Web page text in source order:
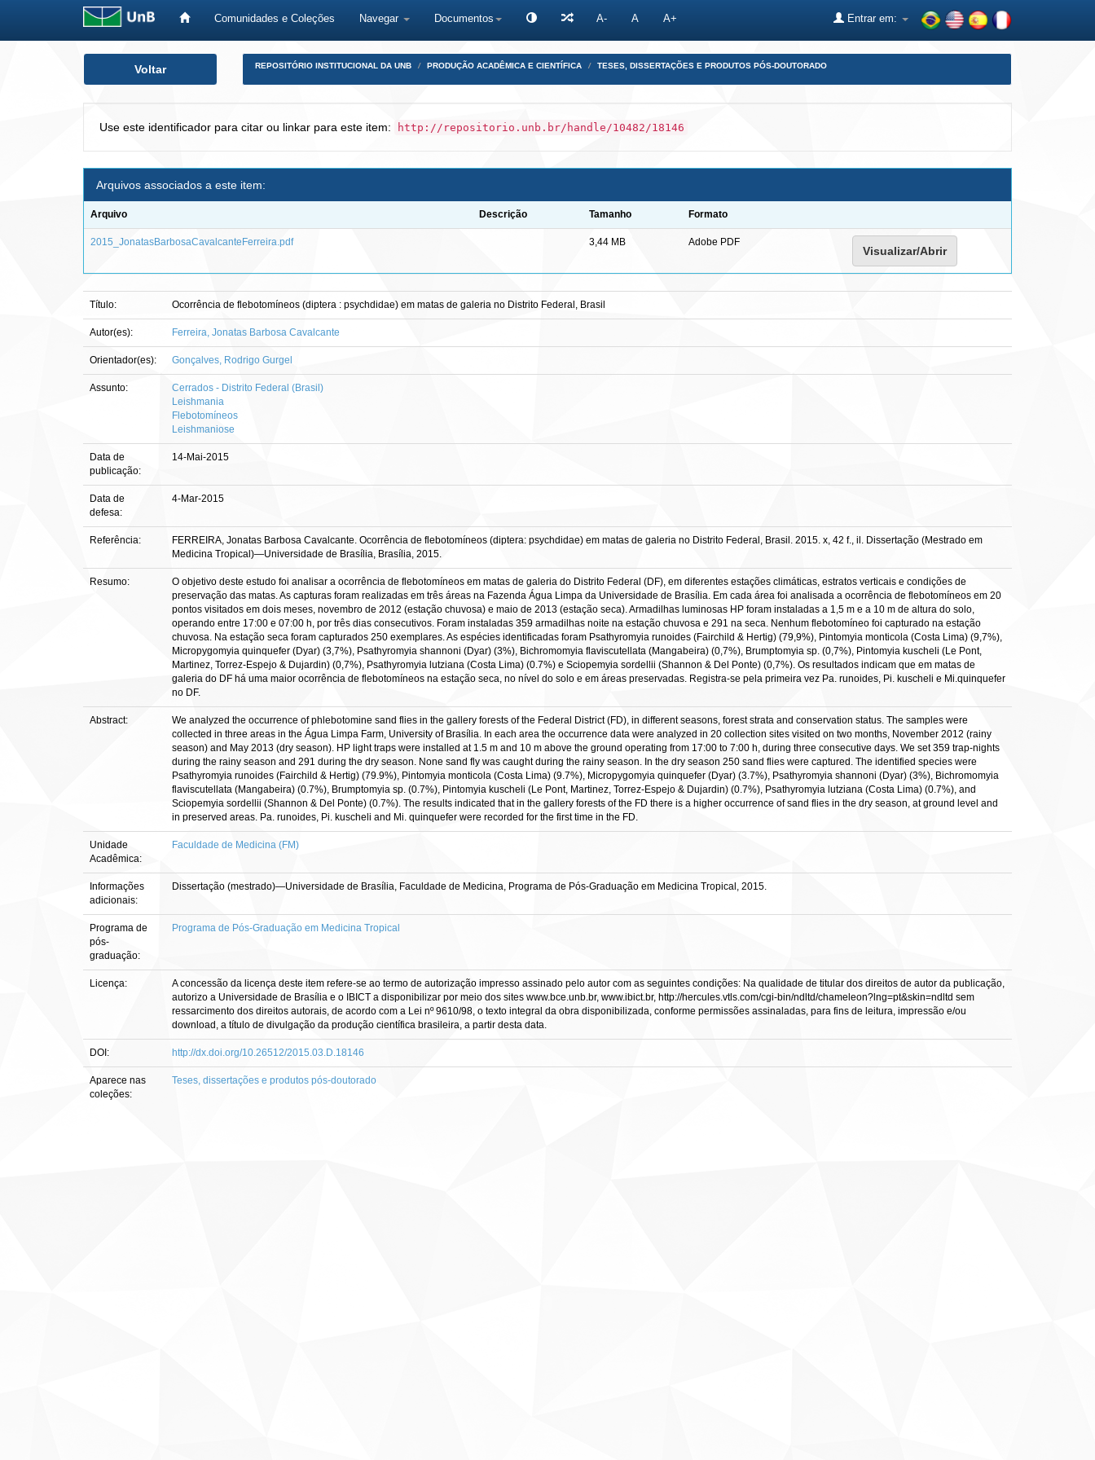
Comunidades e Coleções Navegar Documentos A- A A+ Entrar em:
Voltar REPOSITÓRIO INSTITUCIONAL DA UNB PRODUÇÃO ACADÊMICA E CIENTÍFICA TESES, DISSERTAÇÕES E PRODUTOS PÓS-DOUTORADO
Use este identificador para citar ou linkar para este item: http://repositorio.unb.br/handle/10482/18146
Arquivos associados a este item:
Arquivo Descrição Tamanho Formato
2015_JonatasBarbosaCavalcanteFerreira.pdf 3,44 MB Adobe PDF
Visualizar/Abrir
Título: Ocorrência de flebotomíneos (diptera : psychdidae) em matas de galeria no Distrito Federal, Brasil
Autor(es): Ferreira, Jonatas Barbosa Cavalcante
Orientador(es): Gonçalves, Rodrigo Gurgel
Assunto:
Cerrados - Distrito Federal (Brasil)
Leishmania
Flebotomíneos
Leishmaniose
Data de
publicação:
14-Mai-2015
Data de
defesa:
4-Mar-2015
Referência:
FERREIRA, Jonatas Barbosa Cavalcante. Ocorrência de flebotomíneos (diptera: psychdidae) em matas de galeria no Distrito Federal, Brasil. 2015. x, 42 f., il. Dissertação (Mestrado em
Medicina Tropical)—Universidade de Brasília, Brasília, 2015.
Resumo:
O objetivo deste estudo foi analisar a ocorrência de flebotomíneos em matas de galeria do Distrito Federal (DF), em diferentes estações climáticas, estratos verticais e condições de
preservação das matas. As capturas foram realizadas em três áreas na Fazenda Água Limpa da Universidade de Brasília. Em cada área foi analisada a ocorrência de flebotomíneos em 20
pontos visitados em dois meses, novembro de 2012 (estação chuvosa) e maio de 2013 (estação seca). Armadilhas luminosas HP foram instaladas a 1,5 m e a 10 m de altura do solo,
operando entre 17:00 e 07:00 h, por três dias consecutivos. Foram instaladas 359 armadilhas noite na estação chuvosa e 291 na seca. Nenhum flebotomíneo foi capturado na estação
chuvosa. Na estação seca foram capturados 250 exemplares. As espécies identificadas foram Psathyromyia runoides (Fairchild & Hertig) (79,9%), Pintomyia monticola (Costa Lima) (9,7%),
Micropygomyia quinquefer (Dyar) (3,7%), Psathyromyia shannoni (Dyar) (3%), Bichromomyia flaviscutellata (Mangabeira) (0,7%), Brumptomyia sp. (0,7%), Pintomyia kuscheli (Le Pont,
Martinez, Torrez-Espejo & Dujardin) (0,7%), Psathyromyia lutziana (Costa Lima) (0.7%) e Sciopemyia sordellii (Shannon & Del Ponte) (0,7%). Os resultados indicam que em matas de
galeria do DF há uma maior ocorrência de flebotomíneos na estação seca, no nível do solo e em áreas preservadas. Registra-se pela primeira vez Pa. runoides, Pi. kuscheli e Mi.quinquefer
no DF.
Abstract:
We analyzed the occurrence of phlebotomine sand flies in the gallery forests of the Federal District (FD), in different seasons, forest strata and conservation status. The samples were
collected in three areas in the Água Limpa Farm, University of Brasília. In each area the occurrence data were analyzed in 20 collection sites visited on two months, November 2012 (rainy
season) and May 2013 (dry season). HP light traps were installed at 1.5 m and 10 m above the ground operating from 17:00 to 7:00 h, during three consecutive days. We set 359 trap-nights
during the rainy season and 291 during the dry season. None sand fly was caught during the rainy season. In the dry season 250 sand flies were captured. The identified species were
Psathyromyia runoides (Fairchild & Hertig) (79.9%), Pintomyia monticola (Costa Lima) (9.7%), Micropygomyia quinquefer (Dyar) (3.7%), Psathyromyia shannoni (Dyar) (3%), Bichromomyia
flaviscutellata (Mangabeira) (0.7%), Brumptomyia sp. (0.7%), Pintomyia kuscheli (Le Pont, Martinez, Torrez-Espejo & Dujardin) (0.7%), Psathyromyia lutziana (Costa Lima) (0.7%), and
Sciopemyia sordellii (Shannon & Del Ponte) (0.7%). The results indicated that in the gallery forests of the FD there is a higher occurrence of sand flies in the dry season, at ground level and
in preserved areas. Pa. runoides, Pi. kuscheli and Mi. quinquefer were recorded for the first time in the FD.
Unidade
Acadêmica:
Faculdade de Medicina (FM)
Informações
adicionais:
Dissertação (mestrado)—Universidade de Brasília, Faculdade de Medicina, Programa de Pós-Graduação em Medicina Tropical, 2015.
Programa de
pós-
graduação:
Programa de Pós-Graduação em Medicina Tropical
Licença:
A concessão da licença deste item refere-se ao termo de autorização impresso assinado pelo autor com as seguintes condições: Na qualidade de titular dos direitos de autor da publicação,
autorizo a Universidade de Brasília e o IBICT a disponibilizar por meio dos sites www.bce.unb.br, www.ibict.br, http://hercules.vtls.com/cgi-bin/ndltd/chameleon?lng=pt&skin=ndltd sem
ressarcimento dos direitos autorais, de acordo com a Lei nº 9610/98, o texto integral da obra disponibilizada, conforme permissões assinaladas, para fins de leitura, impressão e/ou
download, a título de divulgação da produção científica brasileira, a partir desta data.
DOI: http://dx.doi.org/10.26512/2015.03.D.18146
Aparece nas
coleções:
Teses, dissertações e produtos pós-doutorado